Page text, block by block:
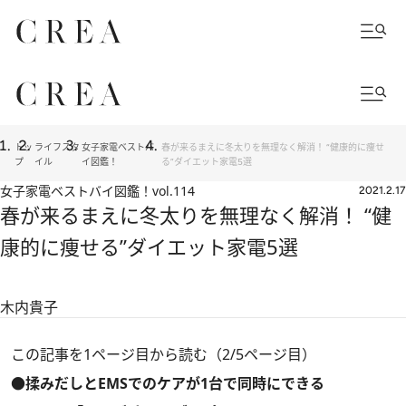
トッ
プ
ライフスタ
イル
女子家電ベストバ
イ図鑑！
春が来るまえに冬太りを無理なく解消！ “健康的に痩せ
る”ダイエット家電5選
女子家電ベストバイ図鑑！ vol.114 2021.2.17
春が来るまえに冬太りを無理なく解消！ “健
康的に痩せる”ダイエット家電5選
木内貴子
この記事を1ページ目から読む（2/5ページ目）
●揉みだしとEMSでのケアが1台で同時にできる